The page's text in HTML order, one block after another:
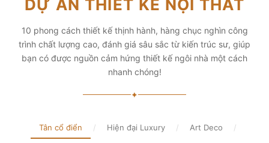
diện tích và thẩm mỹ
Xem chi tiết
DỰ ÁN THIẾT KẾ NỘI THẤT
10 phong cách thiết kế thịnh hành, hàng chục nghìn công
trình chất lượng cao, đánh giá sâu sắc từ kiến trúc sư, giúp
bạn có được nguồn cảm hứng thiết kế ngôi nhà một cách
nhanh chóng!
✦
Tân cổ điển / Hiện đại Luxury / Art Deco /